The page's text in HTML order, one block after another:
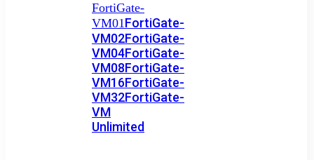
FortiGate-
VM01FortiGate-
VM02FortiGate-
VM04FortiGate-
VM08FortiGate-
VM16FortiGate-
VM32FortiGate-
VM
Unlimited